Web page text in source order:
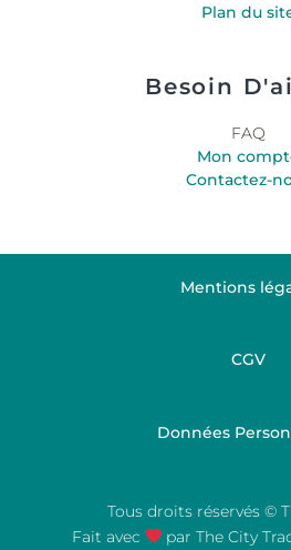
Plan du
Besoin
FAQ
Mon
Contactez-
Mentions
CGV
Données
Tous droits réservés ©
Fait avec
par The City